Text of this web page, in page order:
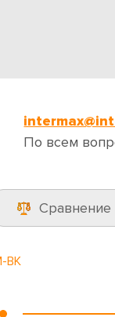
По всем
Сравнение
BK